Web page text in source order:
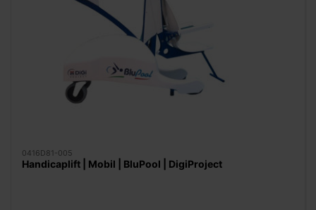
0416D81-005
Handicaplift | Mobil | BluPool | DigiProject